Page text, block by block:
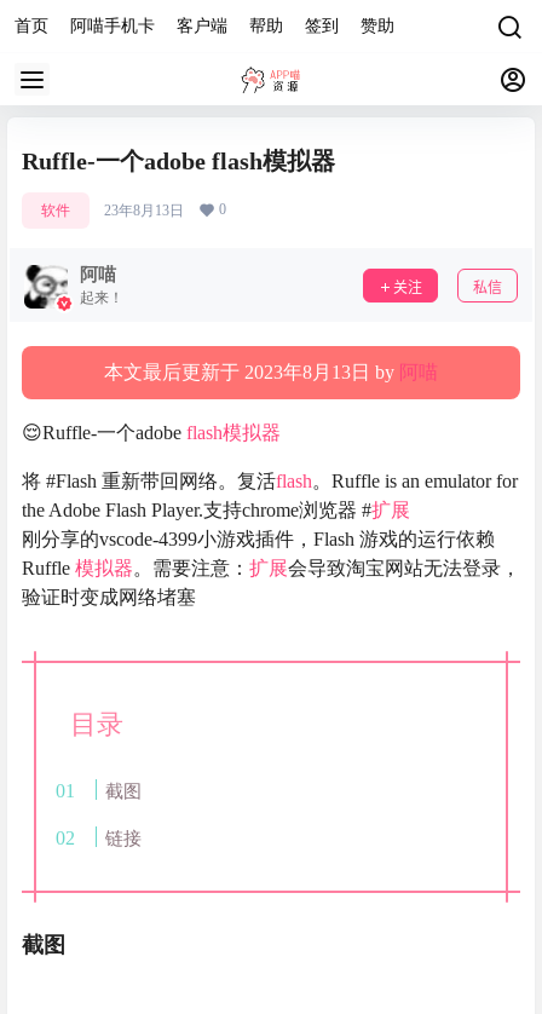
首页 阿喵手机卡 客户端 帮助 签到 赞助
Ruffle-一个adobe flash模拟器
软件 23年8月13日 0
阿喵
起来！
关注 私信
本文最后更新于 2023年8月13日 by 阿喵
😌Ruffle-一个adobe flash模拟器
将 #Flash 重新带回网络。复活flash。Ruffle is an emulator for
the Adobe Flash Player.支持chrome浏览器 #扩展
刚分享的vscode-4399小游戏插件，Flash 游戏的运行依赖
Ruffle 模拟器。需要注意： 扩展会导致淘宝网站无法登录，
验证时变成网络堵塞
目录
截图
链接
截图